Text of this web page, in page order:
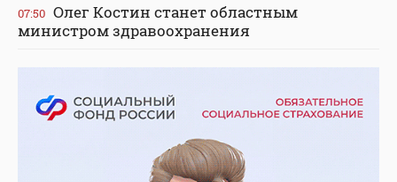
07:50 Олег Костин станет областным
министром здравоохранения